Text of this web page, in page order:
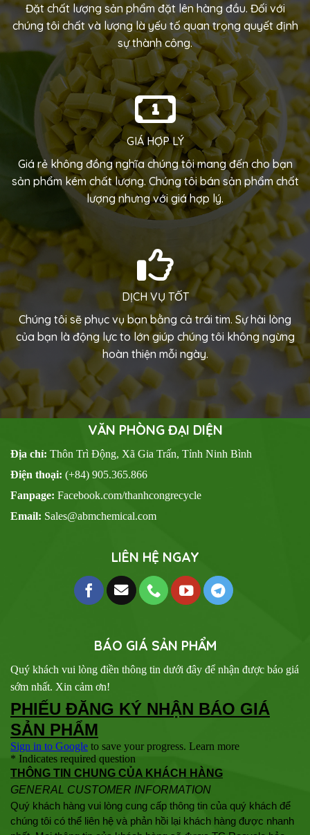
Đặt chất lượng sản phẩm đặt lên hàng đầu. Đối với
chúng tôi chất và lượng là yếu tố quan trọng quyết định
sự thành công.
GIÁ HỢP LÝ
Giá rẻ không đồng nghĩa chúng tôi mang đến cho bạn
sản phẩm kém chất lượng. Chúng tôi bán sản phẩm chất
lượng nhưng với giá hợp lý.
DỊCH VỤ TỐT
Chúng tôi sẽ phục vụ bạn bằng cả trái tim. Sự hài lòng
của bạn là động lực to lớn giúp chúng tôi không ngừng
hoàn thiện mỗi ngày.
VĂN PHÒNG ĐẠI DIỆN
Địa chỉ: Thôn Trì Động, Xã Gia Trấn, Tỉnh Ninh Bình
Điện thoại: (+84) 905.365.866
Fanpage: Facebook.com/thanhcongrecycle
Email: Sales@abmchemical.com
LIÊN HỆ NGAY
BÁO GIÁ SẢN PHẨM
Quý khách vui lòng điền thông tin dưới đây để nhận được báo giá
sớm nhất. Xin cảm ơn!